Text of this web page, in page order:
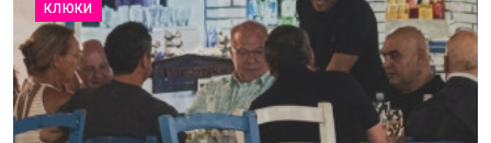
КЛЮКИ